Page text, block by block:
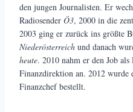
den jungen Journalisten. Er
Radiosender Ö3, 2000 in die
2003 ging er zurück ins größte
Niederösterreich und danach
heute. 2010 nahm er den Job
Finanzdirektion an. 2012
Finanzchef bestellt.